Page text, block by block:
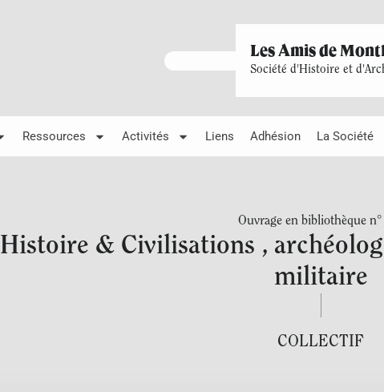
Les Amis de
Société d'Histoire et
Ressources Activités Liens Adhésion La Société
Ouvrage en bibliothèque n°
Histoire & Civilisations ,
militaire
COLLECTIF